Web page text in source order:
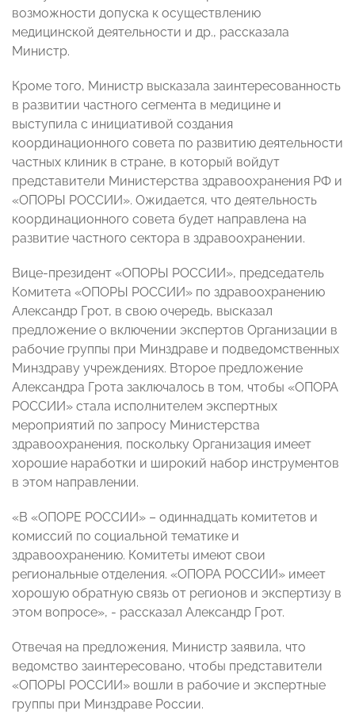
возможности допуска к осуществлению
медицинской деятельности и др., рассказала
Министр.
Кроме того, Министр высказала заинтересованность
в развитии частного сегмента в медицине и
выступила с инициативой создания
координационного совета по развитию деятельности
частных клиник в стране, в который войдут
представители Министерства здравоохранения РФ и
«ОПОРЫ РОССИИ». Ожидается, что деятельность
координационного совета будет направлена на
развитие частного сектора в здравоохранении.
Вице-президент «ОПОРЫ РОССИИ», председатель
Комитета «ОПОРЫ РОССИИ» по здравоохранению
Александр Грот, в свою очередь, высказал
предложение о включении экспертов Организации в
рабочие группы при Минздраве и подведомственных
Минздраву учреждениях. Второе предложение
Александра Грота заключалось в том, чтобы «ОПОРА
РОССИИ» стала исполнителем экспертных
мероприятий по запросу Министерства
здравоохранения, поскольку Организация имеет
хорошие наработки и широкий набор инструментов
в этом направлении.
«В «ОПОРЕ РОССИИ» – одиннадцать комитетов и
комиссий по социальной тематике и
здравоохранению. Комитеты имеют свои
региональные отделения. «ОПОРА РОССИИ» имеет
хорошую обратную связь от регионов и экспертизу в
этом вопросе», - рассказал Александр Грот.
Отвечая на предложения, Министр заявила, что
ведомство заинтересовано, чтобы представители
«ОПОРЫ РОССИИ» вошли в рабочие и экспертные
группы при Минздраве России.